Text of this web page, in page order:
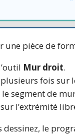
une pièce de
Mur droit.
fois sur
segment de
l’extrémité
dessinez, le